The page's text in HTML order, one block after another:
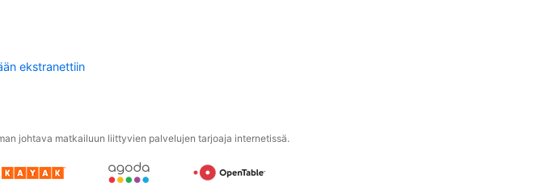
ekstranettiin
johtava matkailuun liittyvien palvelujen tarjoaja internetissä.